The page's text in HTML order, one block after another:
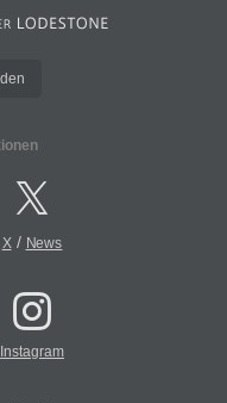
X/ News
Instagram